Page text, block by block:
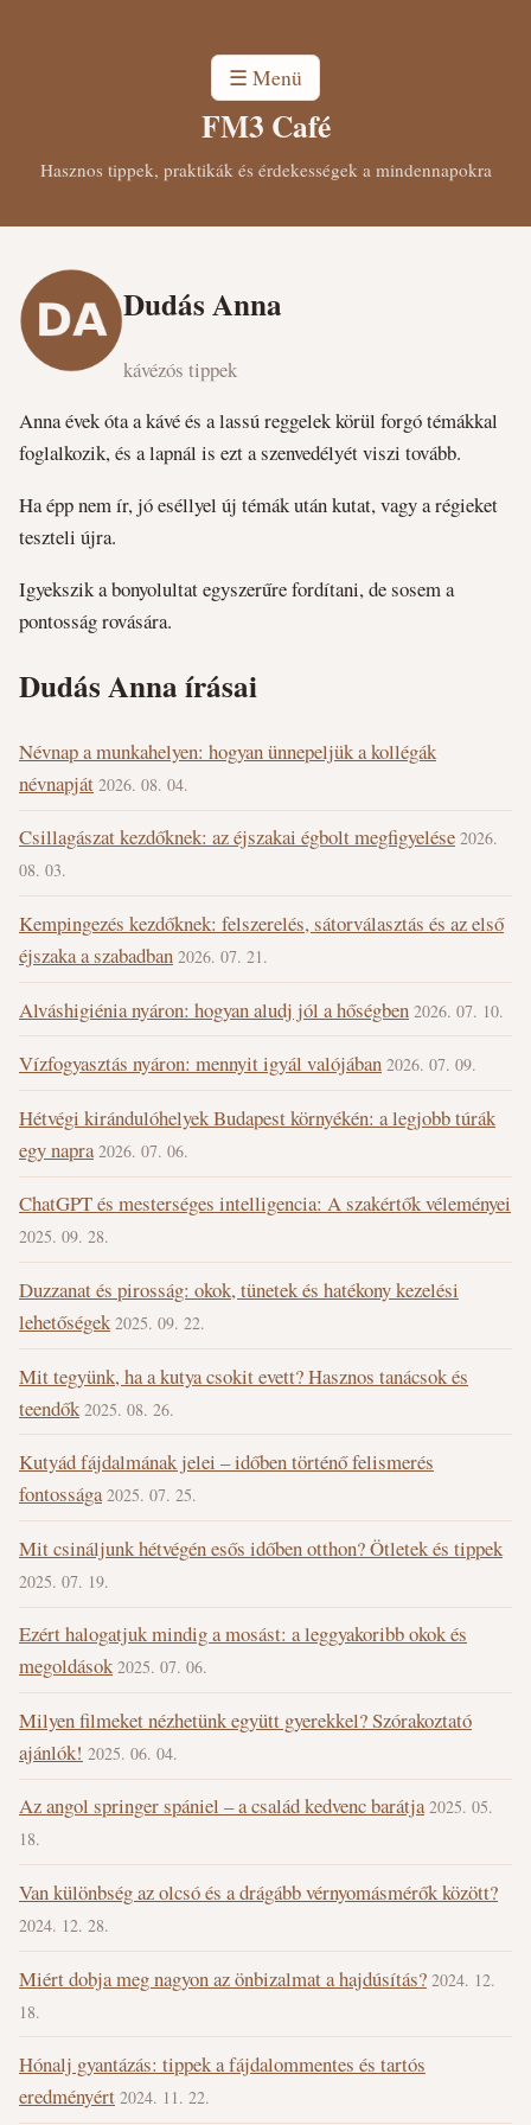
☰ Menü
FM3 Café
Hasznos tippek, praktikák és érdekességek a mindennapokra
Dudás Anna
kávézós tippek
Anna évek óta a kávé és a lassú reggelek körül forgó témákkal
foglalkozik, és a lapnál is ezt a szenvedélyét viszi tovább.
Ha épp nem ír, jó eséllyel új témák után kutat, vagy a régieket
teszteli újra.
Igyekszik a bonyolultat egyszerűre fordítani, de sosem a
pontosság rovására.
Dudás Anna írásai
Névnap a munkahelyen: hogyan ünnepeljük a kollégák
névnapját 2026. 08. 04.
Csillagászat kezdőknek: az éjszakai égbolt megfigyelése 2026.
08. 03.
Kempingezés kezdőknek: felszerelés, sátorválasztás és az első
éjszaka a szabadban 2026. 07. 21.
Alváshigiénia nyáron: hogyan aludj jól a hőségben 2026. 07. 10.
Vízfogyasztás nyáron: mennyit igyál valójában 2026. 07. 09.
Hétvégi kirándulóhelyek Budapest környékén: a legjobb túrák
egy napra 2026. 07. 06.
ChatGPT és mesterséges intelligencia: A szakértők véleményei
2025. 09. 28.
Duzzanat és pirosság: okok, tünetek és hatékony kezelési
lehetőségek 2025. 09. 22.
Mit tegyünk, ha a kutya csokit evett? Hasznos tanácsok és
teendők 2025. 08. 26.
Kutyád fájdalmának jelei – időben történő felismerés
fontossága 2025. 07. 25.
Mit csináljunk hétvégén esős időben otthon? Ötletek és tippek
2025. 07. 19.
Ezért halogatjuk mindig a mosást: a leggyakoribb okok és
megoldások 2025. 07. 06.
Milyen filmeket nézhetünk együtt gyerekkel? Szórakoztató
ajánlók! 2025. 06. 04.
Az angol springer spániel – a család kedvenc barátja 2025. 05.
18.
Van különbség az olcsó és a drágább vérnyomásmérők között?
2024. 12. 28.
Miért dobja meg nagyon az önbizalmat a hajdúsítás? 2024. 12.
18.
Hónalj gyantázás: tippek a fájdalommentes és tartós
eredményért 2024. 11. 22.